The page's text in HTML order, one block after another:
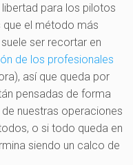
para los pilotos
el método más
ser recortar en
de los profesionales
así que queda por
pensadas de forma
nuestras operaciones
o si todo queda en
siendo un calco de